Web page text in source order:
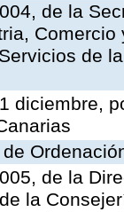
de la
de
diciembre,
de la
la